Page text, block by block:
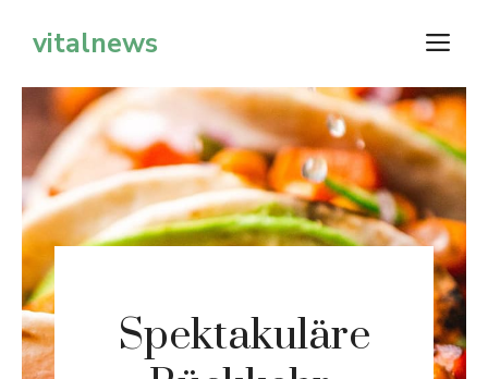
Inhaltvitalnews
Spektakuläre